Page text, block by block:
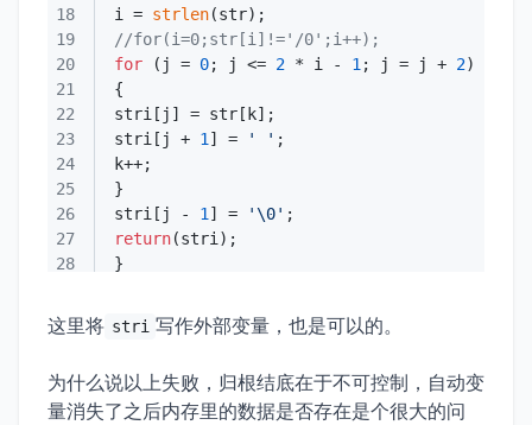
18
i = strlen
19
//for(i=0;str[i]!='/0';i++);
20
for (j = 0; j <= 2 * i - 1 ; j = j + 2
21
22
23
stri[j + 1 ] = ' '
24
25
26
stri[j - 1 ] = '\0'
27
return
28
这里将 stri 写作外部变量，也是可以的。
为什么说以上失败，归根结底在于不可控制，自动变
量消失了之后内存里的数据是否存在是个很大的问